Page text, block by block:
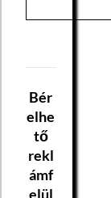
Bér
elhe
tő
rekl
ámf
elül